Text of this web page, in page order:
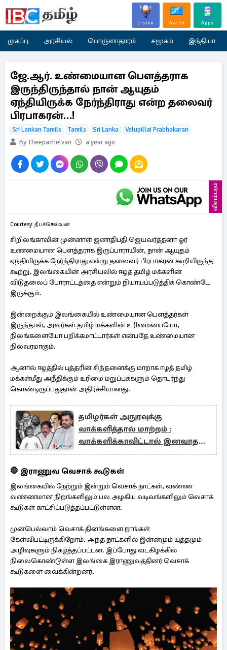
Listen Watch Apps
முகப்பு அரசியல் பொருளாதாரம் சமூகம் இந்தியா
ஜே.ஆர். உண்மையான பௌத்தராக
இருந்திருந்தால் நான் ஆயுதம்
ஏந்தியிருக்க நேர்ந்திராது என்ற தலைவர்
பிரபாகரன்…!
Sri Lankan Tamils Tamils Sri Lanka
Velupillai Prabhakaran
By Theepachelvan
a year ago
விளம்பரம்
Courtesy: தீபச்செல்வன்
சிறிலங்காவின் முன்னாள் ஜனாதிபதி ஜெயவர்த்தனா ஓர்
உண்மையான பௌத்தராக இருப்பாராயின், நான் ஆயுதம்
ஏந்தியிருக்க நேர்ந்திராது என்று தலைவர் பிரபாகரன் கூறியிருந்த
கூற்று, இலங்கையின் அரசியலில் ஈழத் தமிழ் மக்களின்
விடுதலைப் போராட்டத்தை என்றும் நியாயப்படுத்திக் கொண்டே
இருக்கும்.
இன்றைக்கும் இலங்கையில் உண்மையான பௌத்தர்கள்
இருந்தால், அவர்கள் தமிழ் மக்களின் உரிமையையோ,
நிலங்களையோ பறிக்கமாட்டார்கள் என்பதே உண்மையான
நிலவரமாகும்.
ஆனால் ஈழத்தில் புத்தரின் சிந்தனைக்கு மாறாக ஈழத் தமிழ்
மக்கள்மீது அநீதிக்கும் உரிமை மறுப்புக்களும் தொடர்ந்து
கொண்டிருப்பதுதான் அதிர்ச்சியானது.
தமிழர்கள் அநுரவுக்கு
வாக்களித்தால் மாற்றம் :
வாக்களிக்காவிட்டால் இனவாதமா
!
🛑 இராணுவ வெசாக் கூடுகள்
இலங்கையில் நேற்றும் இன்றும் வெசாக் நாட்கள், வண்ண
வண்ணமான நிறங்களிலும் பல அழகிய வடிவங்களிலும் வெசாக்
கூடுகள் காட்சிப்படுத்தப்பட்டுள்ளன.
முன்பெல்லாம் வெசாக் தினங்களை நாங்கள்
கேள்விபட்டிருக்கிறோம். அந்த நாட்களில் இன்னமும் யுத்தமும்
அழிவுகளும் நிகழ்த்தப்பட்டன. இப்போது வடகிழக்கில்
நிலைகொண்டுள்ள இலங்கை இராணுவத்தினர் வெசாக்
கூடுகளை வைக்கின்றனர்.